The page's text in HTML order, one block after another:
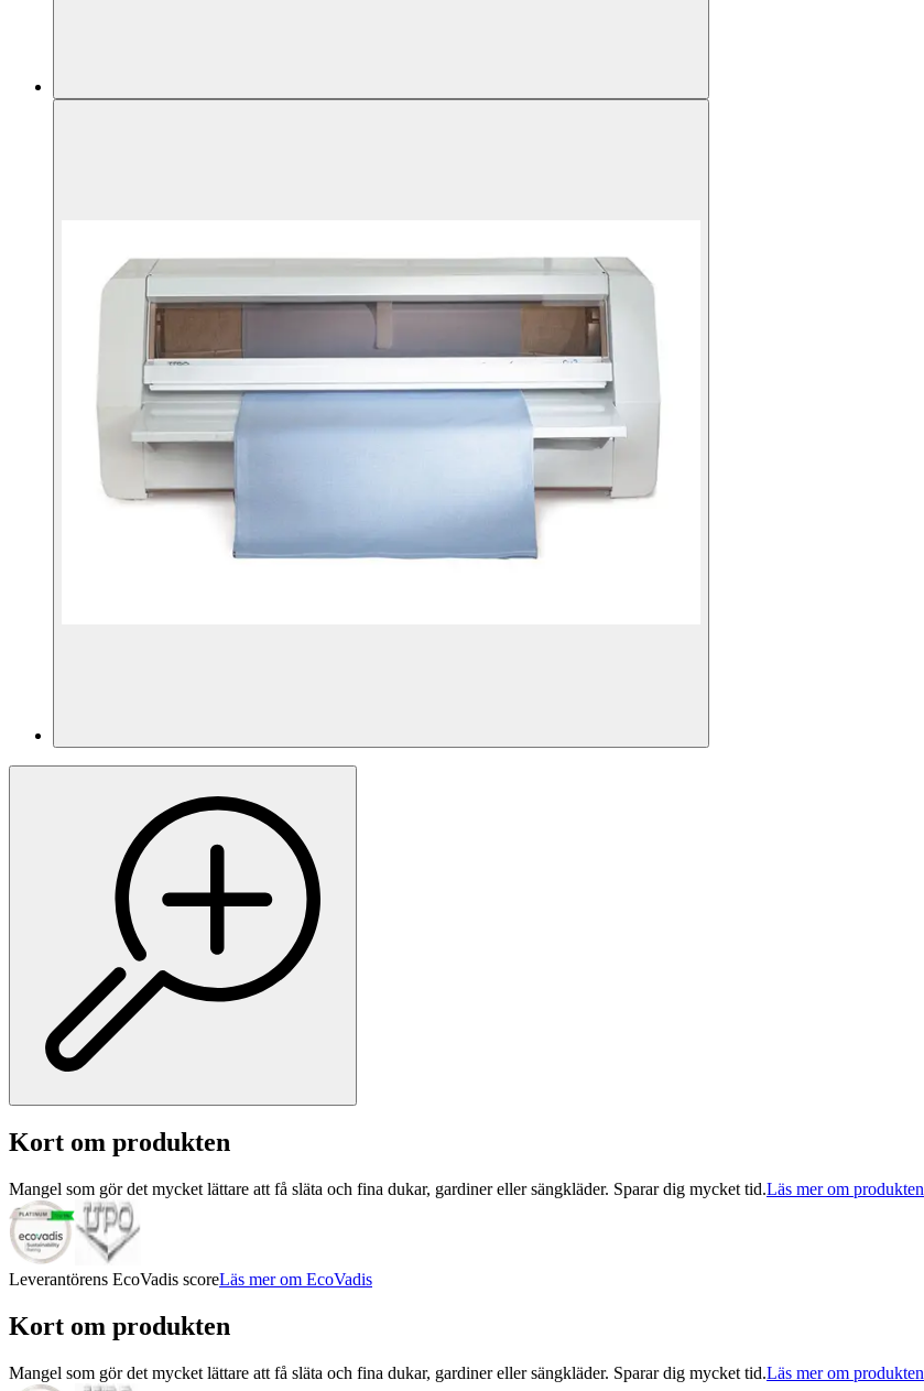
Kort om produkten
Mangel som gör det mycket lättare att få släta och fina dukar, gardiner eller sängkläder. Sparar dig mycket tid.Läs mer om produkten
Leverantörens EcoVadis scoreLäs mer om EcoVadis
Kort om produkten
Mangel som gör det mycket lättare att få släta och fina dukar, gardiner eller sängkläder. Sparar dig mycket tid.Läs mer om produkten